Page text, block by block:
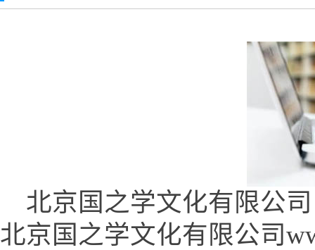
北京国之学文化有限公司
北京国之学文化有限公司